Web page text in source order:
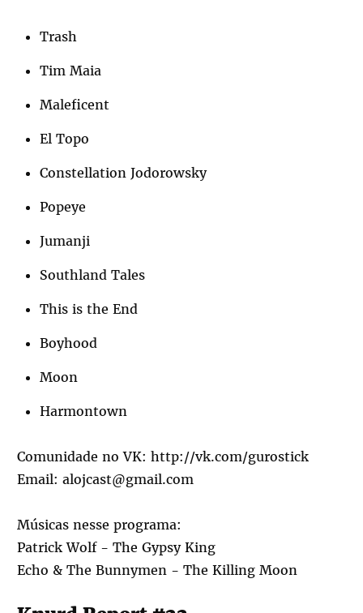
Trash
Tim Maia
Maleficent
El Topo
Constellation Jodorowsky
Popeye
Jumanji
Southland Tales
This is the End
Boyhood
Moon
Harmontown
Comunidade no VK: http://vk.com/gurostick
Email: alojcast@gmail.com
Músicas nesse programa:
Patrick Wolf - The Gypsy King
Echo & The Bunnymen - The Killing Moon